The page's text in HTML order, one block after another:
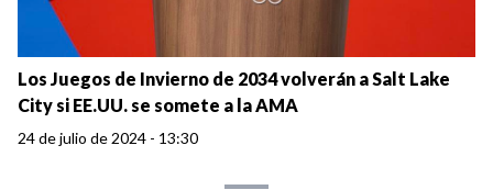
Los Juegos de Invierno de 2034 volverán a Salt Lake
City si EE.UU. se somete a la AMA
24 de julio de 2024 - 13:30